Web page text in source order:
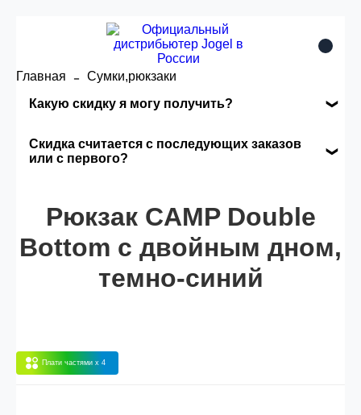
Главная
Сумки,рюкзаки
Какую скидку я могу получить?
заказа, общая сумма заказа считается по
розничной цене
(25%) -сумма всех заказов за 6 месяцев -
Опт 4(30%) -сумма всех заказов за 6 месяцев -
30.000 рублей.
Скидка считается с последующих заказов
или с первого?
автоматически активизируется в корзине вашего
заказа.
Рюкзак CAMP Double
Bottom с двойным дном,
темно-синий
Плати частями x 4